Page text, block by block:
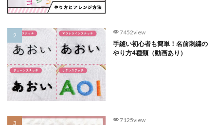
7452view
手縫い初心者も簡単！名前刺繍の
やり方4種類（動画あり）
7125view